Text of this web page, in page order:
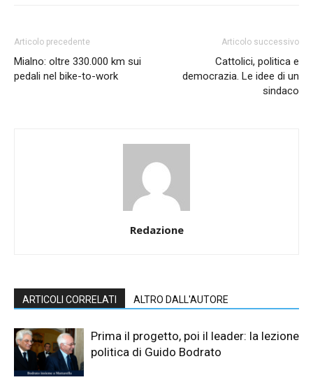
Articolo precedente
Mialno: oltre 330.000 km sui
pedali nel bike-to-work
Articolo successivo
Cattolici, politica e
democrazia. Le idee di un
sindaco
Redazione
ARTICOLI CORRELATI ALTRO DALL'AUTORE
Prima il progetto, poi il leader: la lezione
politica di Guido Bodrato